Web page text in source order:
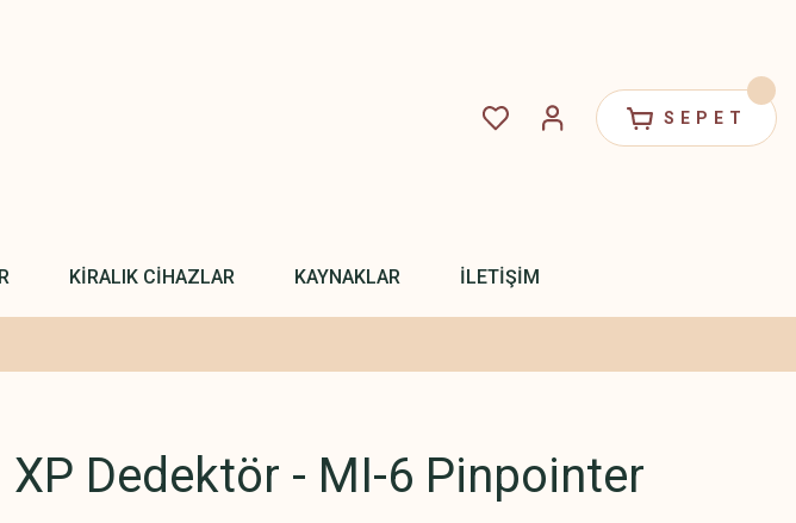
SEPET
KİRALIK CİHAZLAR KAYNAKLAR İLETİŞİM
XP Dedektör - MI-6 Pinpointer